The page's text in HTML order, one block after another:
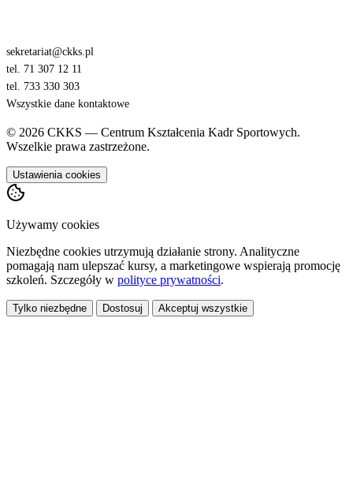
sekretariat@ckks.pl
tel. 71 307 12 11
tel. 733 330 303
Wszystkie dane kontaktowe
© 2026 CKKS — Centrum Kształcenia Kadr Sportowych.
Wszelkie prawa zastrzeżone.
Ustawienia cookies
Używamy cookies
Niezbędne cookies utrzymują działanie strony. Analityczne
pomagają nam ulepszać kursy, a marketingowe wspierają promocję
szkoleń. Szczegóły w polityce prywatności.
Tylko niezbędne Dostosuj Akceptuj wszystkie